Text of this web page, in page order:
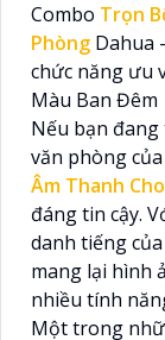
Combo Trọn
Phòng Dahua
chức năng ưu
Màu Ban Đêm
Nếu bạn
văn phòng
Âm Thanh
đáng tin cậy.
danh tiếng
mang lại hình
nhiều tính
Một trong